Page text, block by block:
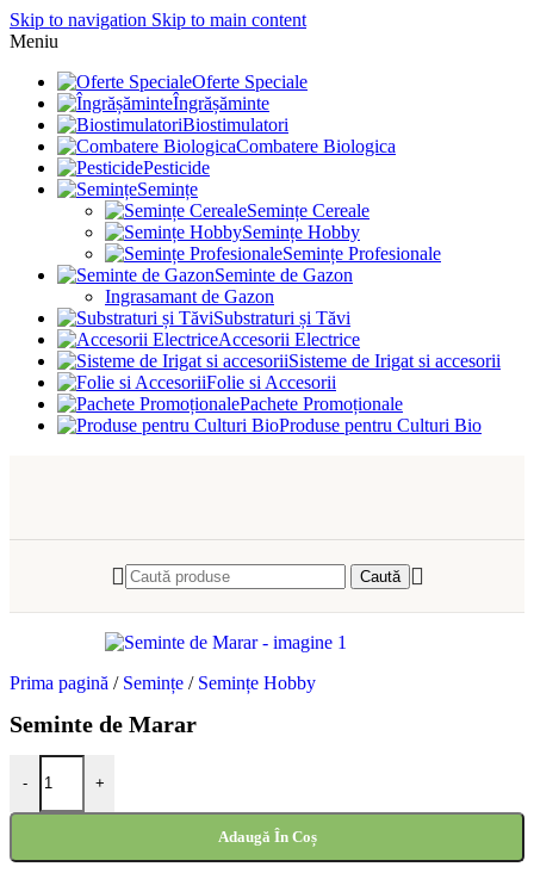
Skip to navigation Skip to main content
Meniu
Oferte Speciale
Îngrășăminte
Biostimulatori
Combatere Biologica
Pesticide
Semințe
Semințe Cereale
Semințe Hobby
Semințe Profesionale
Seminte de Gazon
Ingrasamant de Gazon
Substraturi și Tăvi
Accesorii Electrice
Sisteme de Irigat si accesorii
Folie si Accesorii
Pachete Promoționale
Produse pentru Culturi Bio
Caută
Prima pagină / Semințe / Semințe Hobby
Seminte de Marar
-
Cantitate Seminte de Marar
+
Adaugă În Coș